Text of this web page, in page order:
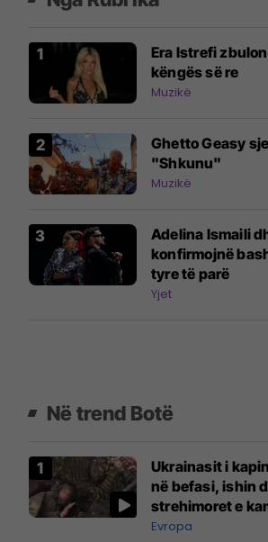
Era Istrefi
këngës së re
Muzikë
Ghetto Geasy
"Shkunu"
Muzikë
Adelina Ismaili
konfirmojnë
tyre të parë
Yjet
Në trend Botë
Ukrainasit i
në befasi, ishin
strehimoret e
Evropa